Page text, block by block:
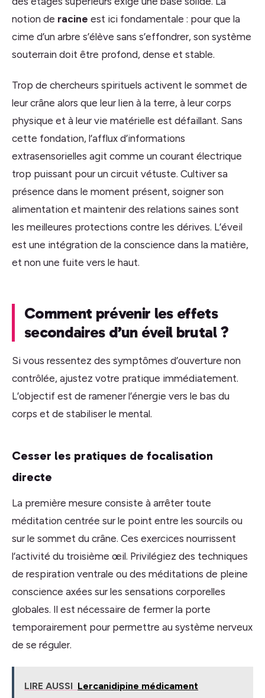
notion de racine est ici fondamentale : pour que la
cime d’un arbre s’élève sans s’effondrer, son système
souterrain doit être profond, dense et stable.
Trop de chercheurs spirituels activent le sommet de
leur crâne alors que leur lien à la terre, à leur corps
physique et à leur vie matérielle est défaillant. Sans
cette fondation, l’afflux d’informations
extrasensorielles agit comme un courant électrique
trop puissant pour un circuit vétuste. Cultiver sa
présence dans le moment présent, soigner son
alimentation et maintenir des relations saines sont
les meilleures protections contre les dérives. L’éveil
est une intégration de la conscience dans la matière,
et non une fuite vers le haut.
Comment prévenir les effets
secondaires d’un éveil brutal ?
Si vous ressentez des symptômes d’ouverture non
contrôlée, ajustez votre pratique immédiatement.
L’objectif est de ramener l’énergie vers le bas du
corps et de stabiliser le mental.
Cesser les pratiques de focalisation
directe
La première mesure consiste à arrêter toute
méditation centrée sur le point entre les sourcils ou
sur le sommet du crâne. Ces exercices nourrissent
l’activité du troisième œil. Privilégiez des techniques
de respiration ventrale ou des méditations de pleine
conscience axées sur les sensations corporelles
globales. Il est nécessaire de fermer la porte
temporairement pour permettre au système nerveux
de se réguler.
LIRE AUSSI Lercanidipine médicament